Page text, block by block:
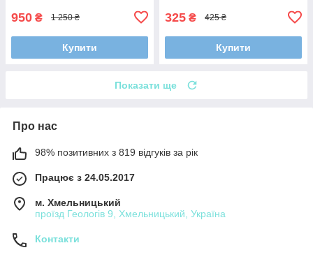
950 ₴ 1 250 ₴
Купити
325 ₴ 425 ₴
Купити
Показати ще
Про нас
98% позитивних з 819 відгуків за рік
Працює з 24.05.2017
м. Хмельницький
проїзд Геологів 9, Хмельницький, Україна
Контакти